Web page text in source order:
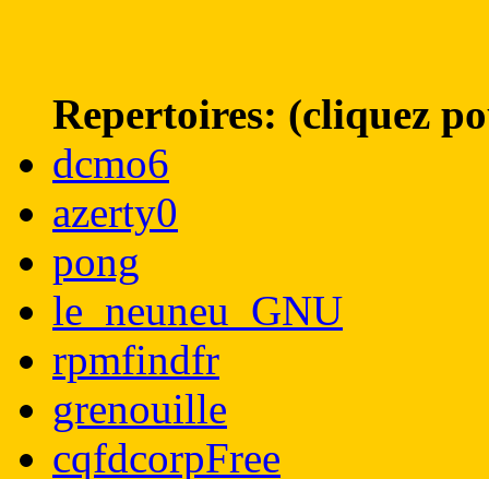
Repertoires: (cliquez
dcmo6
azerty0
pong
le_neuneu_GNU
rpmfindfr
grenouille
cqfdcorpFree